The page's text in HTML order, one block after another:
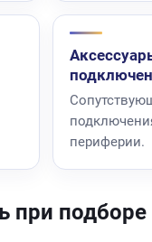
периферии.
при подборе